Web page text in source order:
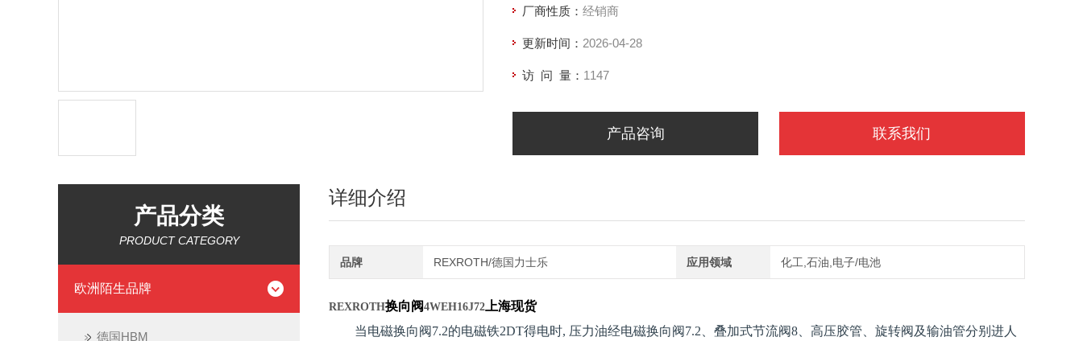
厂商性质： 经销商
更新时间： 2026-04-28
访 问 量： 1147
产品咨询 联系我们
产品分类
PRODUCT CATEGORY
欧洲陌生品牌
德国HBM
详细介绍
品牌 REXROTH/德国力士乐 应用领域 化工,石油,电子/电池
REXROTH换向阀4WEH16J72 上海现货
当电磁换向阀7.2的电磁铁2DT得电时, 压力油经电磁换向阀7.2、叠加式节流阀8、高压胶管、旋转阀及输油管分别进人